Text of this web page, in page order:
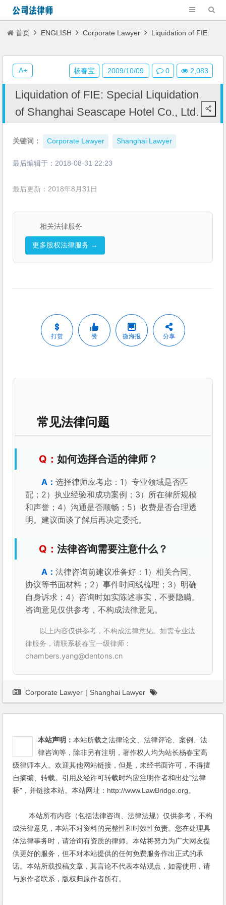
首页 ENGLISH Corporate Lawyer Liquidation of FIE:
Special Liquidation of Shanghai Seascape Hotel Co., Ltd.
Liquidation of FIE: Special Liquidation
of Shanghai Seascape Hotel Co., Ltd.
关键词： Corporate Lawyer Shanghai Lawyer
最后编辑于： 2018-08-31 22:23
最后更新：2018年8月31日
相关法律服务
更多股权法律服务 →
打赏 赞 微海报 分享
常见法律问题
如何选择合适的律师？
选择律师应考虑：1）专业领域是否匹
配；2）执业经验和成功案例；3）所在律所规模
和声誉；4）沟通是否顺畅；5）收费是否合理透
明。建议面谈了解后再决定委托。
法律咨询需要注意什么？
法律咨询前建议准备好：1）相关合同、
协议等书面材料；2）事件时间线梳理；3）明确
自身诉求；4）咨询时如实陈述事实，不要隐瞒。
咨询意见仅供参考，不构成法律意见。
以上内容仅供参考，不构成法律意见。如需专业法
律服务，请联系杨春宝一级律师：
chambers.yang@dentons.cn
杨春宝 2009/10/09 0 2,083
A+
Corporate Lawyer | Shanghai Lawyer
本站声明：本站所载之法律论文、法律评论、案例、法
律咨询等，除非另有注明，著作权人均为站长杨春宝高
级律师本人。欢迎其他网站链接，但是，未经书面许可，不得擅
自摘编、转载。引用及经许可转载时均应注明作者和出处"法律
桥"，并链接本站。本站网址：http://www.LawBridge.org。
本站所有内容（包括法律咨询、法律法规）仅供参考，不构
成法律意见，本站不对资料的完整性和时效性负责。您在处理具
体法律事务时，请洽询有资质的律师。本站将努力为广大网友提
供更好的服务，但不对本站提供的任何免费服务作出正式的承
诺。本站所载投稿文章，其言论不代表本站观点，如需使用，请
与原作者联系，版权归原作者所有。